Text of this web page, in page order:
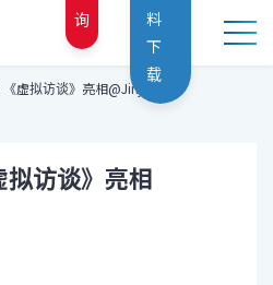
询
料
下
载
《虚拟访谈》亮相@Jinji。
拟访谈》亮相